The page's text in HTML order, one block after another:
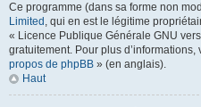
Ce programme (dans sa forme non
Limited , qui en est le légitime
« Licence Publique Générale GNU
gratuitement. Pour plus
propos de phpBB » (en anglais).
Haut